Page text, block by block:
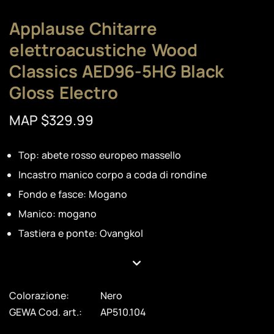
Applause Chitarre
elettroacustiche Wood
Classics AED96-5HG Black
Gloss Electro
MAP $329.99
Top: abete rosso europeo massello
Incastro manico corpo a coda di rondine
Fondo e fasce: Mogano
Manico: mogano
Tastiera e ponte: Ovangkol
Colorazione:
Nero
GEWA Cod. art.:
AP510.104